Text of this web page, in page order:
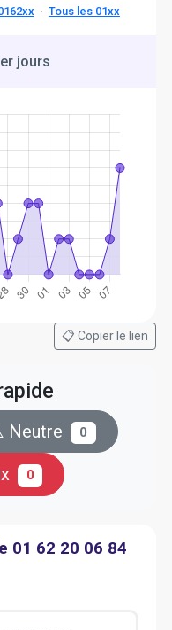
· Tous les 01xx
jours
📋 Copier le lien
Neutre 0
0
01 62 20 06 84